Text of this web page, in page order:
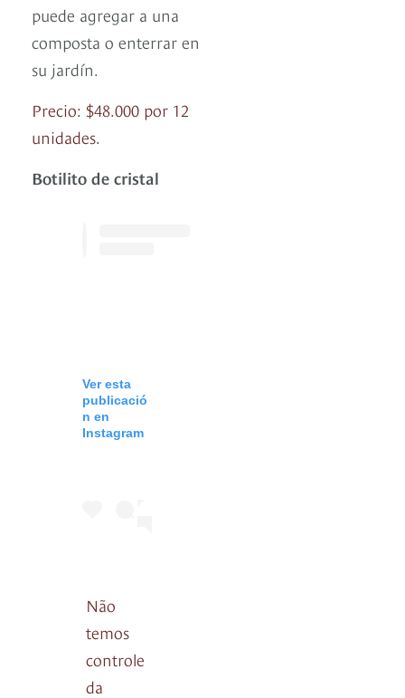
puede agregar a una
composta o enterrar en
su jardín.
Precio: $48.000 por 12
unidades.
Botilito de cristal
Ver esta
publicació
n en
Instagram
Não
temos
controle
da